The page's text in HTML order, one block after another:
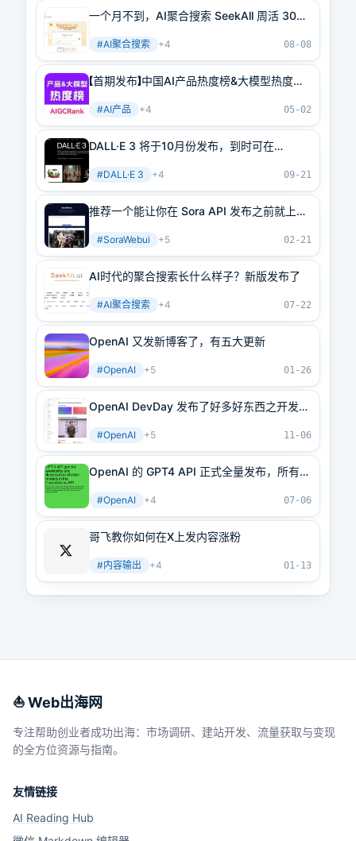
Sonnet、Gemini 2.5 Pro模型做了测
试，结果差距明显。我建议选择
Claude Sonnet 4作为日常编程选择，
Opus 4和Claude Opus 4 Thinking在
非编程的数学、推理等任务上比
一个月不到，AI聚合搜索 SeekAll 周活 3000
#AI聚合搜索 +4 08-08
【首期发布】中国AI产品热度榜&大模型热度榜
#AI产品 +4 05-02
DALL·E 3 将于10月份发布，到时可在
#DALL·E 3 +4 09-21
推荐一个能让你在 Sora API 发布之前就上线
SoraWebui
#SoraWebui +5 02-21
AI时代的聚合搜索长什么样子？新版发布了
#AI聚合搜索 +4 07-22
OpenAI 又发新博客了，有五大更新
#OpenAI +5 01-26
OpenAI DevDay 发布了好多好东西之开发者
#OpenAI +5 11-06
OpenAI 的 GPT4 API 正式全量发布，所有至
#OpenAI +4 07-06
哥飞教你如何在X上发内容涨粉
#内容输出 +4 01-13
⛵️ Web出海网
专注帮助创业者成功出海：市场调研、建站开发、流量获取与变现
的全方位资源与指南。
友情链接
AI Reading Hub